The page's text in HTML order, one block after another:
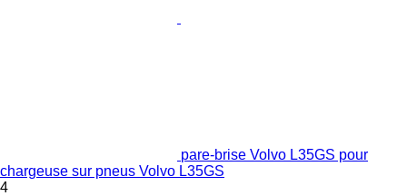
pare-brise Volvo L35GS pour
chargeuse sur pneus Volvo L35GS
4